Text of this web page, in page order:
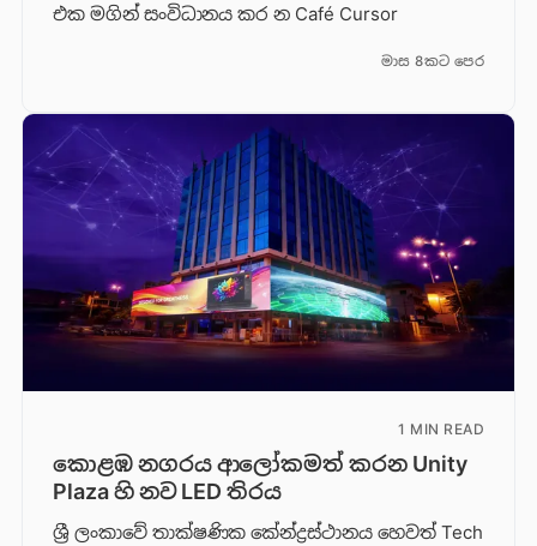
එක මගින් සංවිධානය කර න Café Cursor
මාස 8කට පෙර
1 MIN READ
කොළඹ නගරය ආලෝකමත් කරන Unity
Plaza හි නව LED තිරය
ශ්‍රී ලංකාවේ තාක්ෂණික කේන්ද්‍රස්ථානය හෙවත් Tech